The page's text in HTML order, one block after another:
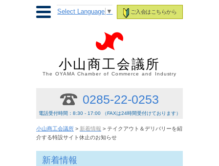
ご入会はこちらから
Select Language ▼
小山商工会議所
The OYAMA Chamber of Commerce and Industry
0285-22-0253
電話受付時間：8:30 - 17:00 （FAXは24時間受付けております）
小山商工会議所 > 新着情報 > テイクアウト＆デリバリーを紹
介する特設サイト休止のお知らせ
新着情報